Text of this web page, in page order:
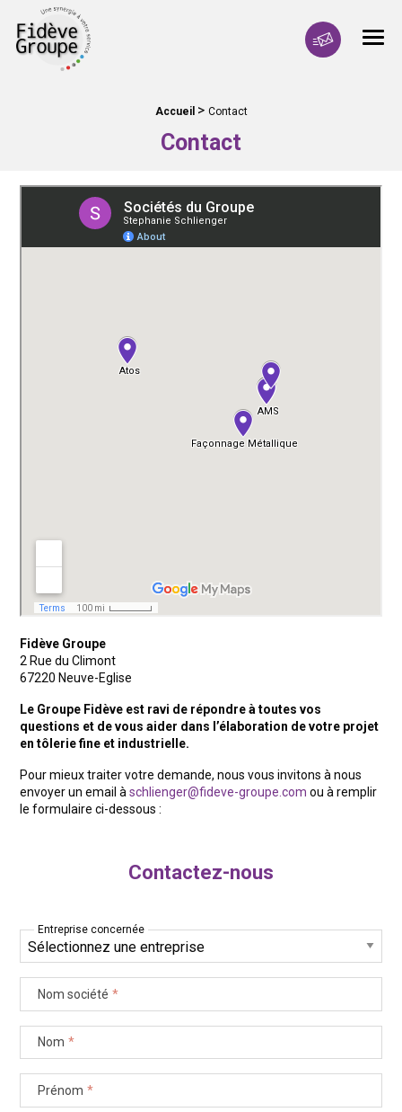
Fidève Groupe Une synergie à votre service
Contactez-
Accueil > Contact
Contact
Fidève Groupe
2 Rue du Climont
67220 Neuve-Eglise
Le Groupe Fidève est ravi de répondre à toutes vos
questions et de vous aider dans l’élaboration de votre projet
en tôlerie fine et industrielle.
Pour mieux traiter votre demande, nous vous invitons à nous
envoyer un email à schlienger@fideve-groupe.com ou à remplir
le formulaire ci-dessous :
Contactez-nous
Entreprise concernée
Nom société *
Nom *
Prénom *